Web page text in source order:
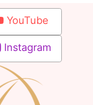
YouTube
Instagram